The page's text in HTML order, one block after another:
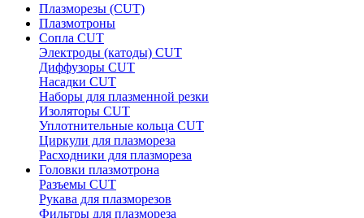
Плазморезы (CUT)
Плазмотроны
Сопла CUT
Электроды (катоды) CUT
Диффузоры CUT
Насадки CUT
Наборы для плазменной резки
Изоляторы CUT
Уплотнительные кольца CUT
Циркули для плазмореза
Расходники для плазмореза
Головки плазмотрона
Разъемы CUT
Рукава для плазморезов
Фильтры для плазмореза